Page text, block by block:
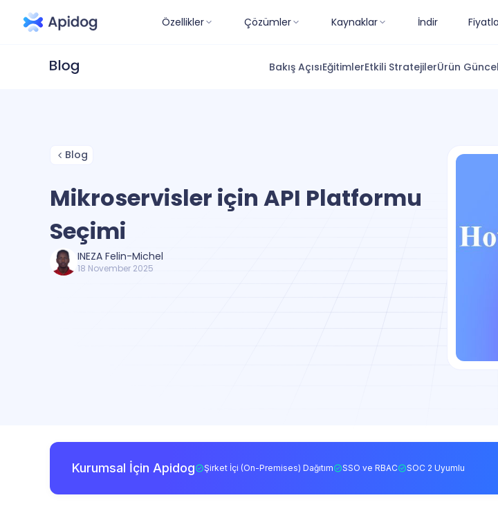
Özellikler Çözümler Kaynaklar İndir
Bakış AçısıEğitimlerEtkili StratejilerÜrün
Blog
Mikroservisler için API Platformu
Seçimi
INEZA Felin-Michel
18 November 2025
Kurumsal İçin Apidog Şirket İçi (On-Premises) Dağıtım SSO ve RBAC SOC 2 Uyumlu